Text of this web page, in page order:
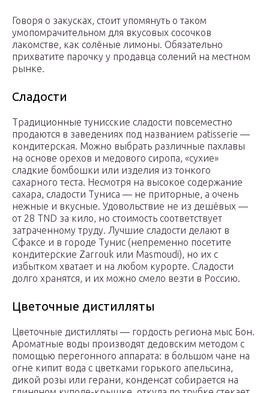
Говоря о закусках, стоит упомянуть о таком
умопомрачительном для вкусовых сосочков
лакомстве, как солёные лимоны. Обязательно
прихватите парочку у продавца солений на местном
рынке.
Сладости
Традиционные тунисские сладости повсеместно
продаются в заведениях под названием patisserie —
кондитерская. Можно выбрать различные пахлавы
на основе орехов и медового сиропа, «сухие»
сладкие бомбошки или изделия из тонкого
сахарного теста. Несмотря на высокое содержание
сахара, сладости Туниса — не приторные, а очень
нежные и вкусные. Удовольствие не из дешёвых —
от 28 TND за кило, но стоимость соответствует
затраченному труду. Лучшие сладости делают в
Сфаксе и в городе Тунис (непременно посетите
кондитерские Zarrouk или Masmoudi), но их с
избытком хватает и на любом курорте. Сладости
долго хранятся, и их можно смело везти в Россию.
Цветочные дистилляты
Цветочные дистилляты — гордость региона мыс Бон.
Ароматные воды производят дедовским методом с
помощью перегонного аппарата: в большом чане на
огне кипит вода с цветками горького апельсина,
дикой розы или герани, конденсат собирается на